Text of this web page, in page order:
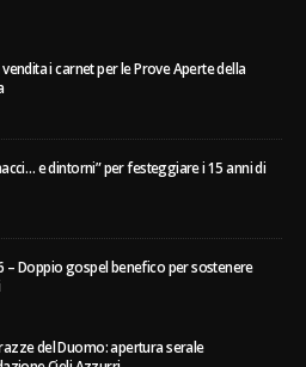
PM
i carnet per le Prove Aperte della
e dintorni” per festeggiare i 15 anni di
– Doppio gospel benefico per sostenere